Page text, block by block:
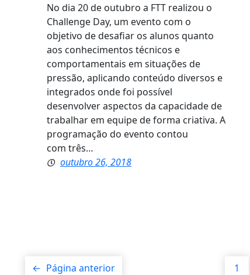
No dia 20 de outubro a FTT realizou o
Challenge Day, um evento com o
objetivo de desafiar os alunos quanto
aos conhecimentos técnicos e
comportamentais em situações de
pressão, aplicando conteúdo diversos e
integrados onde foi possível
desenvolver aspectos da capacidade de
trabalhar em equipe de forma criativa. A
programação do evento contou
com três…
outubro 26, 2018
← Página anterior 1